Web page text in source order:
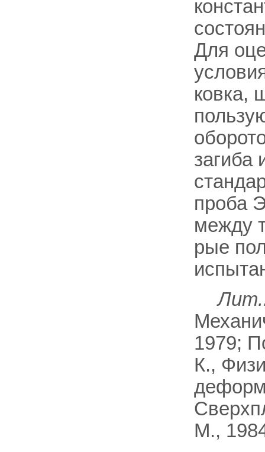
Для
ковка,
загиба
проба
между
рые
1979;
К.,
М.,